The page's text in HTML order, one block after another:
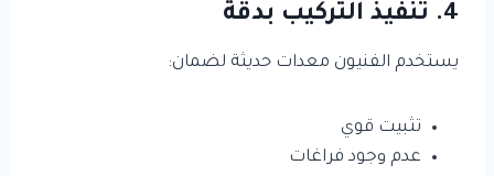
4. تنفيذ التركيب بدقة
يستخدم الفنيون معدات حديثة لضمان:
تثبيت قوي
عدم وجود فراغات